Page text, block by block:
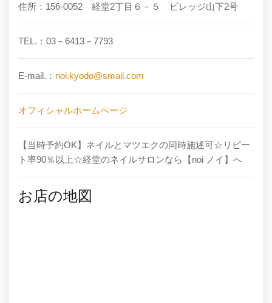
住所：156-0052 経堂2丁目６－５ ビレッジ山下2号
TEL.：03－6413－7793
E-mail.： noi.kyodo@smail.com
オフィシャルホームページ
【当時予約OK】ネイルとマツエクの同時施述可☆リピー
ト率90％以上☆経堂のネイルサロンなら【noi ノイ】へ
お店の地図